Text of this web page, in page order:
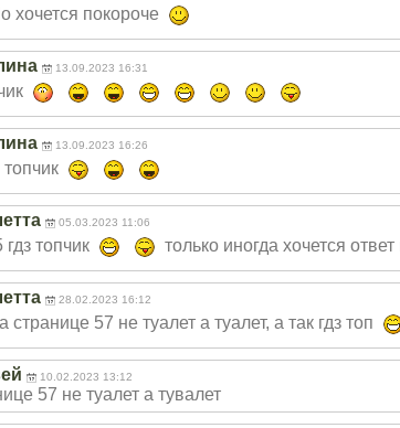
хочется покороче
13.09.2023 16:31
13.09.2023 16:26
05.03.2023 11:06
гдз топчик только иногда хочется
28.02.2023 16:12
странице 57 не туалет а туалет, а так гдз топ
10.02.2023 13:12
57 не туалет а тувалет